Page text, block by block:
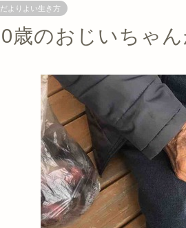
よりよい生き方
歳のおじいちゃ